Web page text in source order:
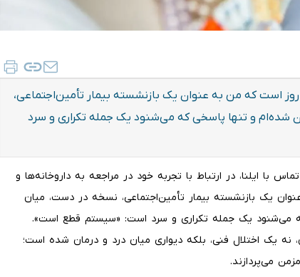
است که من به عنوان یک بازنشسته بیمار تأمین‌اجتماعی،
شده‌ام و تنها پاسخی که می‌شنود یک جمله تکراری و سرد
با ایلنا، در ارتباط با تجربه خود در مراجعه به داروخانه‌ها و
یک بازنشسته بیمار تأمین‌اجتماعی، نسخه در دست، میان
می‌شنود یک جمله تکراری و سرد است: «سیستم قطع است».
نه یک اختلال فنی، بلکه دیواری میان درد و درمان شده است؛
می‌پردازند.